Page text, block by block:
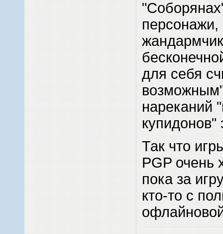
персонажи,
для себя
нареканий
купидонов"
Так что
PGP очень
пока за
кто-то с